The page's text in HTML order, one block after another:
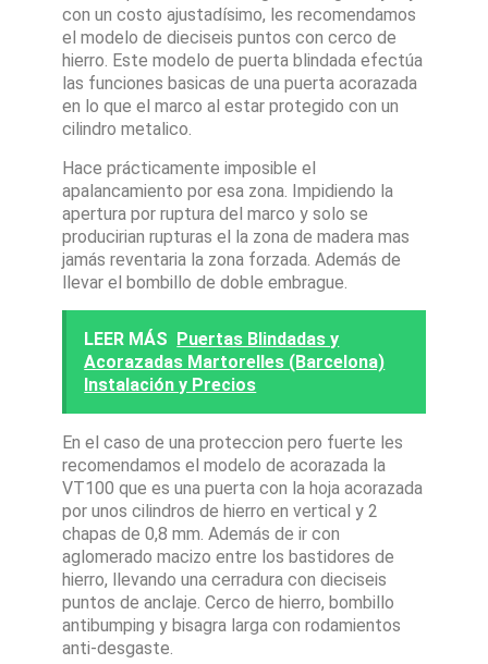
con un costo ajustadísimo, les recomendamos
el modelo de dieciseis puntos con cerco de
hierro. Este modelo de puerta blindada efectúa
las funciones basicas de una puerta acorazada
en lo que el marco al estar protegido con un
cilindro metalico.
Hace prácticamente imposible el
apalancamiento por esa zona. Impidiendo la
apertura por ruptura del marco y solo se
producirian rupturas el la zona de madera mas
jamás reventaria la zona forzada. Además de
llevar el bombillo de doble embrague.
LEER MÁS Puertas Blindadas y
Acorazadas Martorelles (Barcelona)
Instalación y Precios
En el caso de una proteccion pero fuerte les
recomendamos el modelo de acorazada la
VT100 que es una puerta con la hoja acorazada
por unos cilindros de hierro en vertical y 2
chapas de 0,8 mm. Además de ir con
aglomerado macizo entre los bastidores de
hierro, llevando una cerradura con dieciseis
puntos de anclaje. Cerco de hierro, bombillo
antibumping y bisagra larga con rodamientos
anti-desgaste.